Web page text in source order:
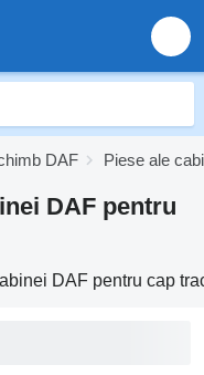
DAF Piese ale
DAF pentru
DAF pentru cap